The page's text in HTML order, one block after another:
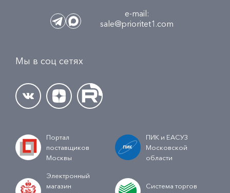
e-mail:
sale@prioritet1.com
Мы в соц сетях
Портал
поставщиков
Москвы
ПИК и ЕАСУЗ
Московской
области
Электронный
магазин
Система торгов